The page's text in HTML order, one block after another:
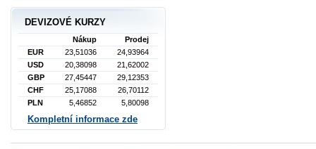
DEVIZOVÉ KURZY
Nákup
Prodej
EUR
23,51036
24,93964
USD
20,38098
21,62002
GBP
27,45447
29,12353
CHF
25,17088
26,70112
PLN
5,46852 5,80098
Kompletní informace zde